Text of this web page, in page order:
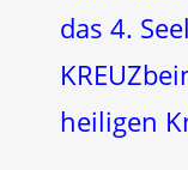
das 4.
heiligen